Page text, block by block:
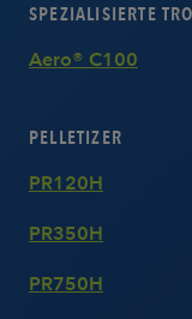
SPEZIALISIERTE
Aero® C100
PELLETIZER
PR120H
PR350H
PR750H